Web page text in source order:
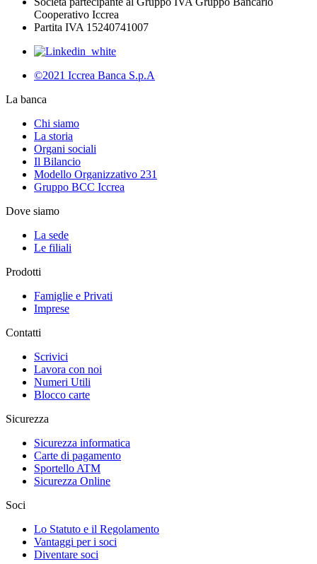
Cooperativo Iccrea
Partita IVA 15240741007
©2021 Iccrea Banca S.p.A
La banca
Chi siamo
La storia
Organi sociali
Il Bilancio
Modello Organizzativo 231
Gruppo BCC Iccrea
Dove siamo
La sede
Le filiali
Prodotti
Famiglie e Privati
Imprese
Contatti
Scrivici
Lavora con noi
Numeri Utili
Blocco carte
Sicurezza
Sicurezza informatica
Carte di pagamento
Sportello ATM
Sicurezza Online
Soci
Lo Statuto e il Regolamento
Vantaggi per i soci
Diventare soci